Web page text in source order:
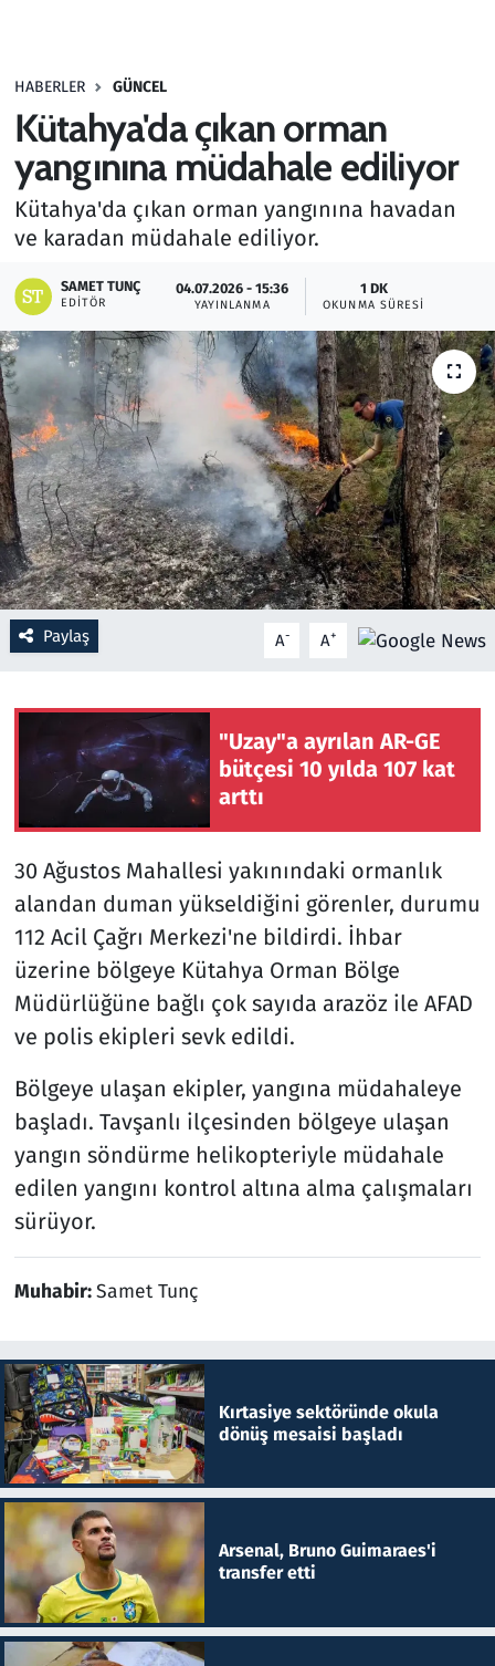
HABERLER GÜNCEL
Kütahya'da çıkan orman
yangınına müdahale ediliyor
Kütahya'da çıkan orman yangınına havadan
ve karadan müdahale ediliyor.
SAMET TUNÇ
EDITÖR
04.07.2026 - 15:36
YAYINLANMA
1 DK
OKUNMA SÜRESI
Paylaş A- A+
"Uzay"a ayrılan AR-GE
bütçesi 10 yılda 107 kat
arttı
30 Ağustos Mahallesi yakınındaki ormanlık
alandan duman yükseldiğini görenler, durumu
112 Acil Çağrı Merkezi'ne bildirdi. İhbar
üzerine bölgeye Kütahya Orman Bölge
Müdürlüğüne bağlı çok sayıda arazöz ile AFAD
ve polis ekipleri sevk edildi.
Bölgeye ulaşan ekipler, yangına müdahaleye
başladı. Tavşanlı ilçesinden bölgeye ulaşan
yangın söndürme helikopteriyle müdahale
edilen yangını kontrol altına alma çalışmaları
sürüyor.
Muhabir:Samet Tunç
Kırtasiye sektöründe okula
dönüş mesaisi başladı
Arsenal, Bruno Guimaraes'i
transfer etti
Haber
Kültür Sanat
Kurumsal Haberler
Otomobil
Oyun
Ramazan
Resmi İlanlar
Rüya Tabirleri
Sağlık
Savunma Sanayi
Seçim 2023
Spor
Teknoloji ve Bilim
Televizyon